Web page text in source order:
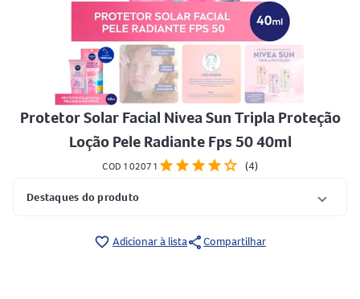
Protetor Solar Facial Nivea Sun Tripla Proteção
Loção Pele Radiante Fps 50 40ml
COD 102071 starstarstarstarstar (4)
Destaques do produto
favorite_border Adicionar à listashareCompartilhar